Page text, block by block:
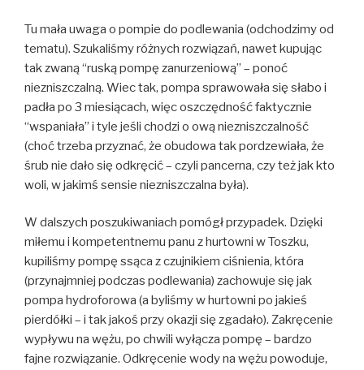
Tu mała uwaga o pompie do podlewania (odchodzimy od
tematu). Szukaliśmy różnych rozwiązań, nawet kupując
tak zwaną “ruską pompę zanurzeniową” – ponoć
niezniszczalną. Wiec tak, pompa sprawowała się słabo i
padła po 3 miesiącach, więc oszczędność faktycznie
“wspaniała” i tyle jeśli chodzi o ową niezniszczalność
(choć trzeba przyznać, że obudowa tak pordzewiała, że
śrub nie dało się odkręcić – czyli pancerna, czy też jak kto
woli, w jakimś sensie niezniszczalna była).
W dalszych poszukiwaniach pomógł przypadek. Dzięki
miłemu i kompetentnemu panu z hurtowni w Toszku,
kupiliśmy pompę ssąca z czujnikiem ciśnienia, która
(przynajmniej podczas podlewania) zachowuje się jak
pompa hydroforowa (a byliśmy w hurtowni po jakieś
pierdółki – i tak jakoś przy okazji się zgadało). Zakręcenie
wypływu na wężu, po chwili wyłącza pompę – bardzo
fajne rozwiązanie. Odkręcenie wody na wężu powoduje,